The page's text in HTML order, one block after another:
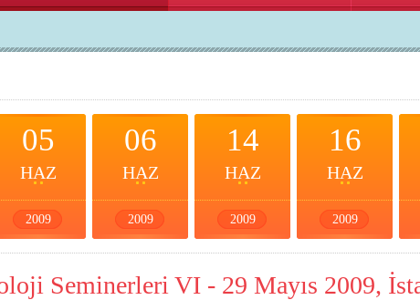
05
HAZ
2009
06
HAZ
2009
14
HAZ
2009
16
HAZ
2009
Seminerleri VI - 29 Mayıs 2009,